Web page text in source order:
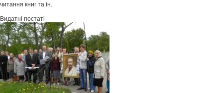
читання книг та ін.
Видатні постаті